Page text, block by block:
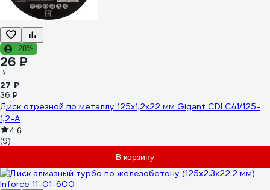
-28%
26 ₽
27 ₽
36 ₽
Диск отрезной по металлу 125x1,2x22 мм Gigant CDI C41/125-
1,2-А
4.6
(9)
В корзину